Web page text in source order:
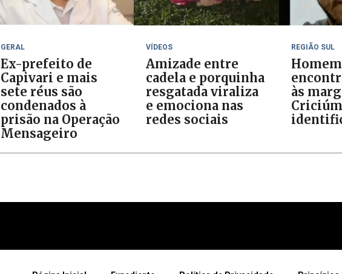
GERAL
Ex-prefeito de
Capivari e mais
sete réus são
condenados à
prisão na Operação
Mensageiro
VÍDEOS
Amizade entre
cadela e porquinha
resgatada viraliza
e emociona nas
redes sociais
REGIÃO SUL
Homem
às